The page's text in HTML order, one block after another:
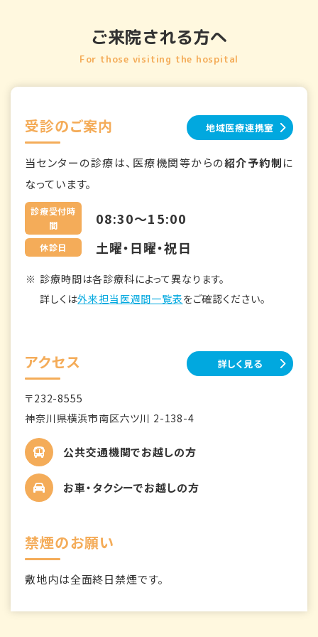
ご来院される方へ
For those visiting the hospital
受診のご案内 地域医療連携室
当センターの診療は、医療機関等からの紹介予約制に
なっています。
診療受付時
間
08:30～15:00
休診日 土曜・日曜・祝日
診療時間は各診療科によって異なります。
詳しくは外来担当医週間一覧表をご確認ください。
アクセス 詳しく見る
〒232-8555
神奈川県横浜市南区六ツ川 2-138-4
公共交通機関でお越しの方
お車・タクシーでお越しの方
禁煙のお願い
敷地内は全面終日禁煙です。